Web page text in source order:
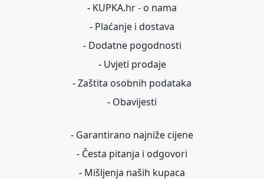
- KUPKA.hr - o nama
- Plaćanje i dostava
- Dodatne pogodnosti
- Uvjeti prodaje
-Zaštita osobnih podataka
- Obavijesti
- Garantirano najniže cijene
- Česta pitanja i odgovori
- Mišljenja naših kupaca